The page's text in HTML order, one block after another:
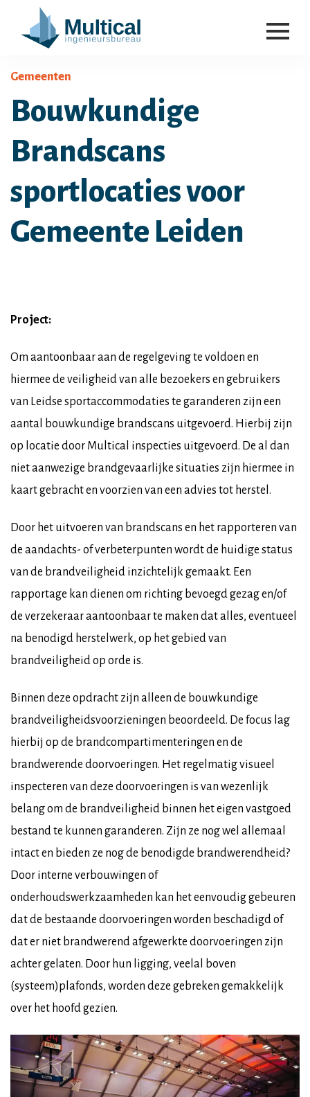
Gemeenten
Bouwkundige
Brandscans
sportlocaties voor
Gemeente Leiden
Project:
Om aantoonbaar aan de regelgeving te voldoen en
hiermee de veiligheid van alle bezoekers en gebruikers
van Leidse sportaccommodaties te garanderen zijn een
aantal bouwkundige brandscans uitgevoerd. Hierbij zijn
op locatie door Multical inspecties uitgevoerd. De al dan
niet aanwezige brandgevaarlijke situaties zijn hiermee in
kaart gebracht en voorzien van een advies tot herstel.
Door het uitvoeren van brandscans en het rapporteren van
de aandachts- of verbeterpunten wordt de huidige status
van de brandveiligheid inzichtelijk gemaakt. Een
rapportage kan dienen om richting bevoegd gezag en/of
de verzekeraar aantoonbaar te maken dat alles, eventueel
na benodigd herstelwerk, op het gebied van
brandveiligheid op orde is.
Binnen deze opdracht zijn alleen de bouwkundige
brandveiligheidsvoorzieningen beoordeeld. De focus lag
hierbij op de brandcompartimenteringen en de
brandwerende doorvoeringen. Het regelmatig visueel
inspecteren van deze doorvoeringen is van wezenlijk
belang om de brandveiligheid binnen het eigen vastgoed
bestand te kunnen garanderen. Zijn ze nog wel allemaal
intact en bieden ze nog de benodigde brandwerendheid?
Door interne verbouwingen of
onderhoudswerkzaamheden kan het eenvoudig gebeuren
dat de bestaande doorvoeringen worden beschadigd of
dat er niet brandwerend afgewerkte doorvoeringen zijn
achter gelaten. Door hun ligging, veelal boven
(systeem)plafonds, worden deze gebreken gemakkelijk
over het hoofd gezien.